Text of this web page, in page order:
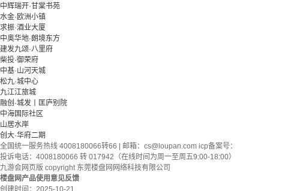
中辉瑞开·甘棠书苑
水金·欧洲小镇
求振·酒业大厦
中奥华地·朗境东方
建发九颂·八里府
柴投·御荣府
中基·山河天城
松九·城中心
九江江旅城
融创·城发丨匡庐别院
中海国际社区
山居水岸
创大·华府二期
全国统一服务热线 4008180066转66 | 邮箱： cs@loupan.com icp备案号：
投诉电话：4008180066 转 017942（在线时间为周一至周五9:00-18:00）
九游会网页版 copyright 东莞楼盘网网络科技有限公司
楼盘网产品使用意见反馈
创建时间： 2025-10-21